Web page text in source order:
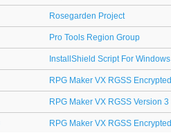
Rosegarden Project
Pro Tools Region Group
InstallShield Script For
RPG Maker VX RGSS
RPG Maker VX RGSS Version
RPG Maker VX RGSS